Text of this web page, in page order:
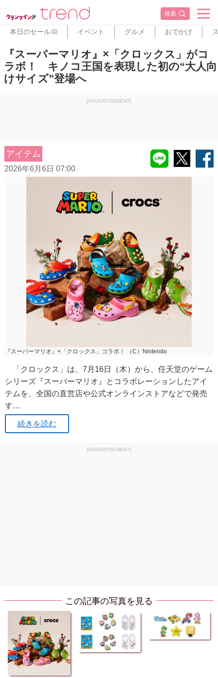
検索
本日のセール PR イベント グルメ おでかけ
『スーパーマリオ』×「クロックス」がコ
ラボ！ キノコ王国を表現した初の“大人向
けサイズ”登場へ
[ADVERTISEMENT]
アイテム
2026年6月6日 07:00
『スーパーマリオ』×「クロックス」コラボ！ （C）Nintendo
「クロックス」は、7月16日（木）から、任天堂のゲーム
シリーズ『スーパーマリオ』とコラボレーションしたアイ
テムを、全国の直営店や公式オンラインストアなどで発売
す…
続きを読む
[ADVERTISEMENT]
この記事の写真を見る